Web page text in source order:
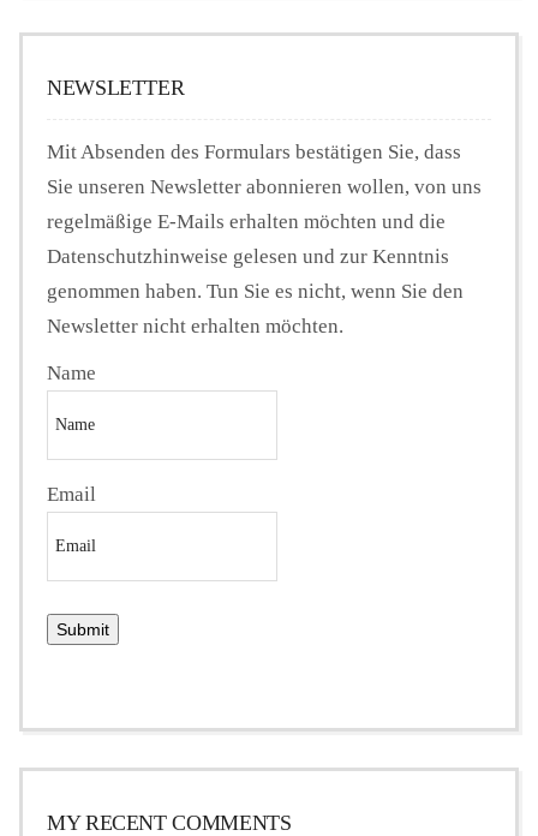
NEWSLETTER
Mit Absenden des Formulars bestätigen Sie, dass
Sie unseren Newsletter abonnieren wollen, von uns
regelmäßige E-Mails erhalten möchten und die
Datenschutzhinweise gelesen und zur Kenntnis
genommen haben. Tun Sie es nicht, wenn Sie den
Newsletter nicht erhalten möchten.
Name
Email
MY RECENT COMMENTS